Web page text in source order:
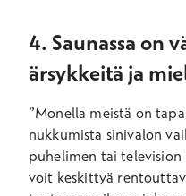
4. Saunassa on
ärsykkeitä ja
”Monella meistä on
nukkumista sinivalon
puhelimen tai television
voit keskittyä